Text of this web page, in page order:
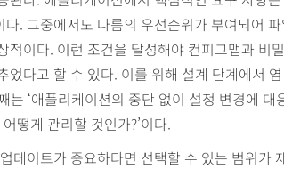
. 그중에서도 나름의 우선순위가 부여되어
적이다. 이런 조건을 달성해야 컨피그맵과 비
었다고 할 수 있다. 이를 위해 설계 단계에서
는 ‘애플리케이션의 중단 없이 설정 변경에 대
떻게 관리할 것인가?’이다.
데이트가 중요하다면 선택할 수 있는 범위가